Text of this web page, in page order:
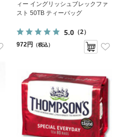
ィー イングリッシュブレックファ
スト 50TB ティーバッグ
5.0（2）
972円 （税込）